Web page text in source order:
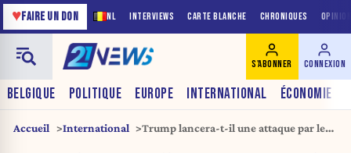
NL INTERVIEWS CARTE BLANCHE CHRONIQUES
♥FAIRE UN DON
BELGIQUE POLITIQUE EUROPE INTERNATIONAL ÉCONOMIE
S'ABONNER CONNEXION
Accueil International
Trump lancera-t-il une attaque par les